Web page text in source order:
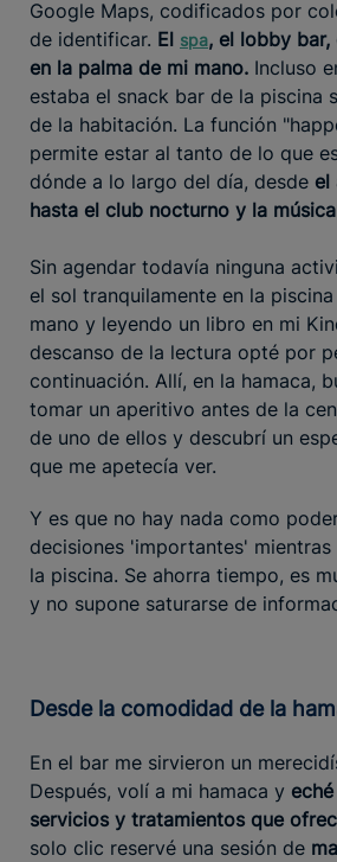
Google Maps, codificados por
de identificar. El spa, el lobby
en la palma de mi mano. Incluso
estaba el snack bar de la piscina
de la habitación. La función
permite estar al tanto de lo que
dónde a lo largo del día, desde el
hasta el club nocturno y la
Sin agendar todavía ninguna
el sol tranquilamente en la
mano y leyendo un libro en mi
descanso de la lectura opté por
continuación. Allí, en la hamaca,
tomar un aperitivo antes de la
de uno de ellos y descubrí un
que me apetecía ver.
Y es que no hay nada como
decisiones 'importantes' mientras
la piscina. Se ahorra tiempo, es
y no supone saturarse de
Desde la comodidad de la
En el bar me sirvieron un
Después, volí a mi hamaca y
servicios y tratamientos que
solo clic reservé una sesión de